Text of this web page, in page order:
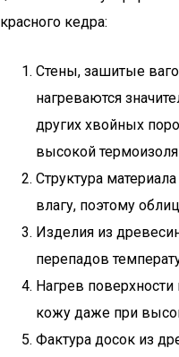
красного кедра:
Стены, зашитые
нагреваются
других хвойных
высокой
Структура
влагу, поэтому
Изделия из
перепадов
Нагрев
кожу даже при
Фактура досок из